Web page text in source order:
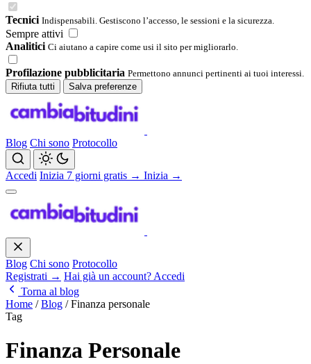
Tecnici Indispensabili. Gestiscono l’accesso, le sessioni e la sicurezza.
Sempre attivi
Analitici Ci aiutano a capire come usi il sito per migliorarlo.
Profilazione pubblicitaria Permettono annunci pertinenti ai tuoi interessi.
Rifiuta tutti
Salva preferenze
Blog Chi sono Protocollo
Accedi Inizia 7 giorni gratis → Inizia →
Blog Chi sono Protocollo
Registrati → Hai già un account? Accedi
Torna al blog
Home / Blog / Finanza personale
Tag
Finanza Personale